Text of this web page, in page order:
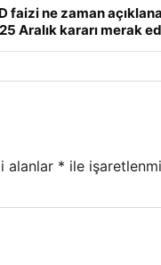
faizi ne zaman
Aralık kararı merak
alanlar * ile